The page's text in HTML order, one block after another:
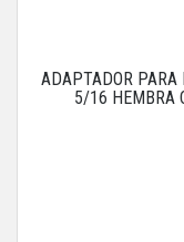
ADAPTADOR
5/16 HEMBRA